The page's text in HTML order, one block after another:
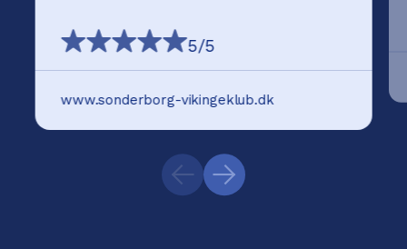
5/5
www.sonderborg-vikingeklub.dk